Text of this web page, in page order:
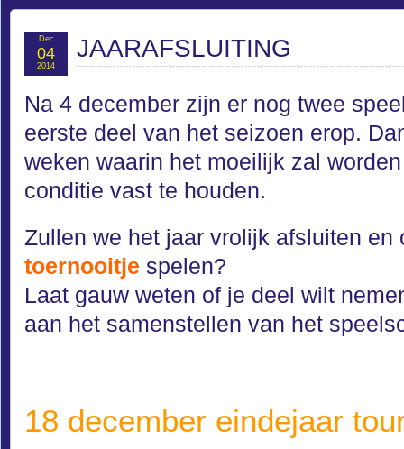
JAARAFSLUITING
Dec
04
2014
Na 4 december zijn er nog twee
eerste deel van het seizoen erop.
weken waarin het moeilijk zal
conditie vast te houden.
Zullen we het jaar vrolijk afsluiten en
toernooitje spelen?
Laat gauw weten of je deel wilt
aan het samenstellen van het
18 december eindejaar